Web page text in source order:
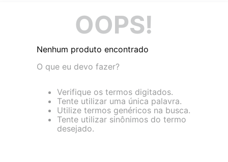
OOPS!
Nenhum produto encontrado
O que eu devo fazer?
Verifique os termos digitados.
Tente utilizar uma única palavra.
Utilize termos genéricos na busca.
Tente utilizar sinônimos do termo
desejado.